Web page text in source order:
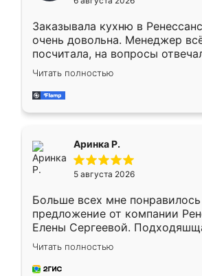
мебели буду заказывать
Заказывала кухню в
очень довольна. Менеджер
посчитала, на вопросы
Замерщик приехал в субботу,
делу со всей
за день, ребята работали
Читать полностью
Аринка Р.
5 августа 2026
Больше всех мне понравилось
предложение от компании
Елены Сергеевой.
короткие сроки
для замера сотрудник
предложил по моему эскизу
Читать полностью